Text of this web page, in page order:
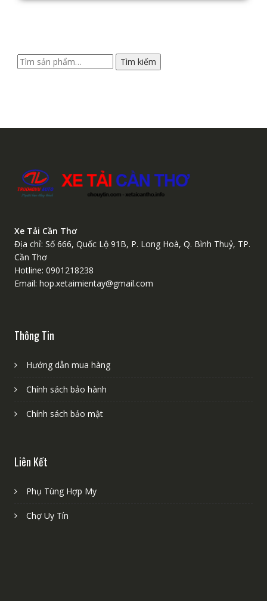
Tìm
kiếm:
Tìm kiếm
Xe Tải Cần Thơ
Địa chỉ: Số 666, Quốc Lộ 91B, P. Long Hoà, Q. Bình Thuỷ, TP.
Cần Thơ
Hotline: 0901218238
Email: hop.xetaimientay@gmail.com
Thông Tin
Hướng dẫn mua hàng
Chính sách bảo hành
Chính sách bảo mật
Liên Kết
Phụ Tùng Hợp My
Chợ Uy Tín